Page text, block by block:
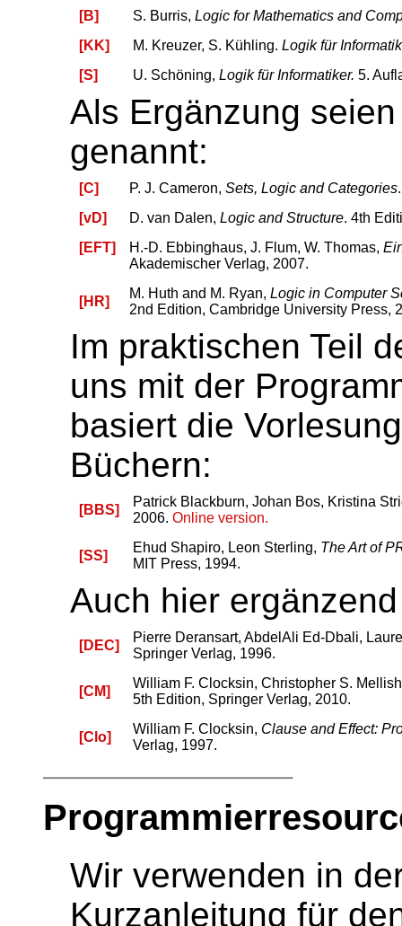
[B] S. Burris, Logic for Mathematics and
[KK]
M. Kreuzer, S. Kühling. Logik für
[S]
U. Schöning, Logik für Informatiker. 5.
Als Ergänzung
genannt:
[C] P. J. Cameron, Sets, Logic and Categories
[vD]
D. van Dalen, Logic and Structure. 4th
[EFT]
H.-D. Ebbinghaus, J. Flum, W. Thomas,
Akademischer Verlag, 2007.
[HR]
M. Huth and M. Ryan, Logic in Computer
2nd Edition, Cambridge University Press,
Im praktischen Teil
uns mit der
basiert die
Büchern:
[BBS]
Patrick Blackburn, Johan Bos, Kristina
2006. Online version.
[SS]
Ehud Shapiro, Leon Sterling, The Art of
MIT Press, 1994.
Auch hier
[DEC]
Pierre Deransart, AbdelAli Ed-Dbali,
Springer Verlag, 1996.
[CM]
William F. Clocksin, Christopher S.
5th Edition, Springer Verlag, 2010.
[Clo]
William F. Clocksin, Clause and Effect:
Verlag, 1997.
Wir verwenden in
Kurzanleitung für